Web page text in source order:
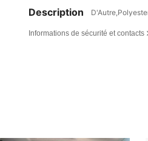
Description
Informations de sécurité et contacts